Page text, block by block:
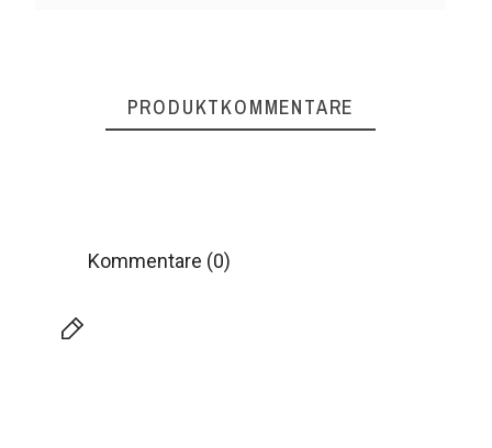
PRODUKTKOMMENTARE
Kommentare (0)